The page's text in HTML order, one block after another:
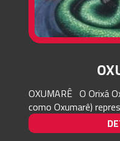
OXUMARÊ O Orixá
como Oxumarê)